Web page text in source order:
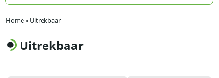
Home» Uitrekbaar
Uitrekbaar